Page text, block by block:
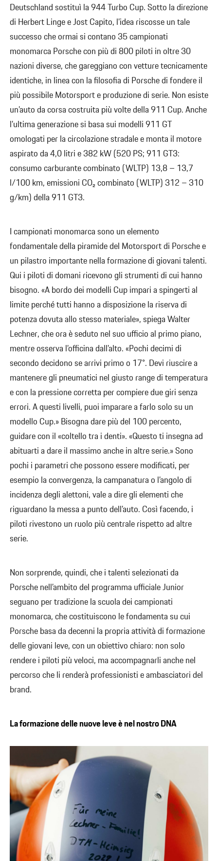
Deutschland sostituì la 944 Turbo Cup. Sotto la direzione
di Herbert Linge e Jost Capito, l’idea riscosse un tale
successo che ormai si contano 35 campionati
monomarca Porsche con più di 800 piloti in oltre 30
nazioni diverse, che gareggiano con vetture tecnicamente
identiche, in linea con la filosofia di Porsche di fondere il
più possibile Motorsport e produzione di serie. Non esiste
un’auto da corsa costruita più volte della 911 Cup. Anche
l’ultima generazione si basa sui modelli 911 GT
omologati per la circolazione stradale e monta il motore
aspirato da 4,0 litri e 382 kW (520 PS; 911 GT3:
consumo carburante combinato (WLTP) 13,8 – 13,7
l/100 km, emissioni CO₂ combinato (WLTP) 312 – 310
g/km) della 911 GT3.
I campionati monomarca sono un elemento
fondamentale della piramide del Motorsport di Porsche e
un pilastro importante nella formazione di giovani talenti.
Qui i piloti di domani ricevono gli strumenti di cui hanno
bisogno. «A bordo dei modelli Cup impari a spingerti al
limite perché tutti hanno a disposizione la riserva di
potenza dovuta allo stesso materiale», spiega Walter
Lechner, che ora è seduto nel suo ufficio al primo piano,
mentre osserva l’officina dall’alto. «Pochi decimi di
secondo decidono se arrivi primo o 17°. Devi riuscire a
mantenere gli pneumatici nel giusto range di temperatura
e con la pressione corretta per compiere due giri senza
errori. A questi livelli, puoi imparare a farlo solo su un
modello Cup.» Bisogna dare più del 100 percento,
guidare con il «coltello tra i denti». «Questo ti insegna ad
abituarti a dare il massimo anche in altre serie.» Sono
pochi i parametri che possono essere modificati, per
esempio la convergenza, la campanatura o l’angolo di
incidenza degli alettoni, vale a dire gli elementi che
riguardano la messa a punto dell’auto. Così facendo, i
piloti rivestono un ruolo più centrale rispetto ad altre
serie.
Non sorprende, quindi, che i talenti selezionati da
Porsche nell’ambito del programma ufficiale Junior
seguano per tradizione la scuola dei campionati
monomarca, che costituiscono le fondamenta su cui
Porsche basa da decenni la propria attività di formazione
delle giovani leve, con un obiettivo chiaro: non solo
rendere i piloti più veloci, ma accompagnarli anche nel
percorso che li renderà professionisti e ambasciatori del
brand.
La formazione delle nuove leve è nel nostro DNA